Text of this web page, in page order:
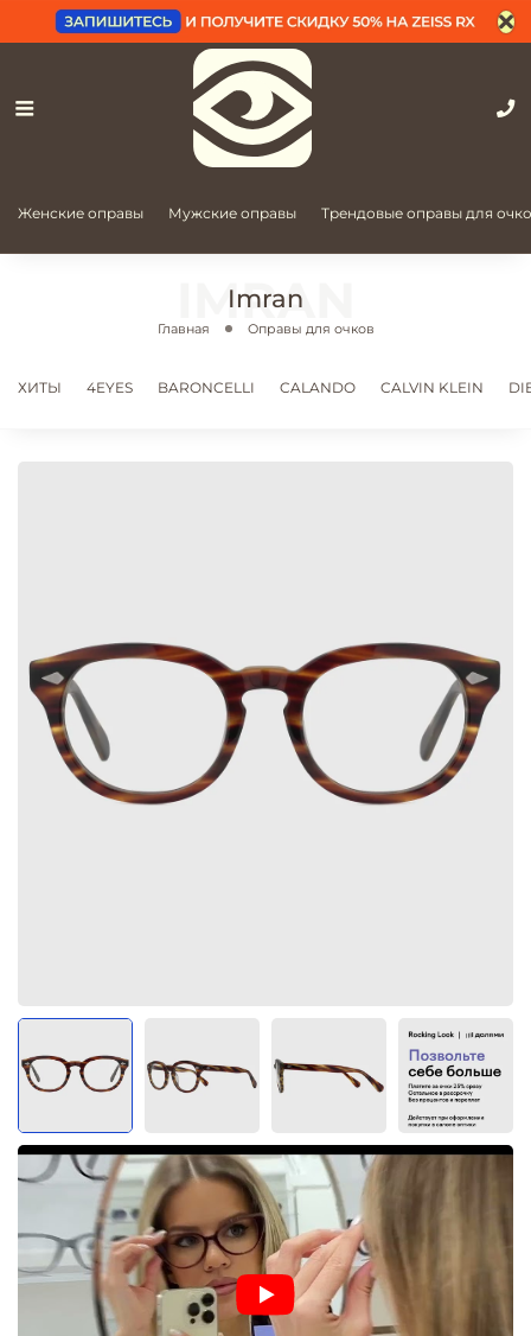
Женские оправы Мужские оправы Трендовые оправы для
Imran
Главная Оправы для очков
ХИТЫ 4EYES BARONCELLI CALANDO CALVIN KLEIN